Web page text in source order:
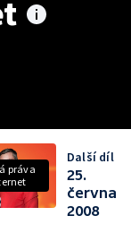
práva
Další díl
25.
června
2008